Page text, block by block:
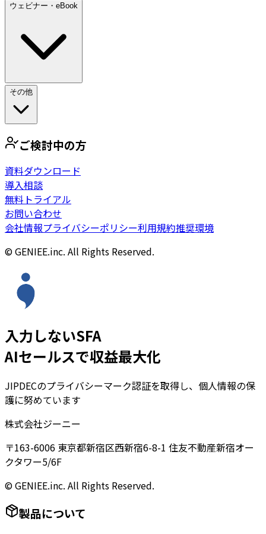
ウェビナー・eBook
その他
ご検討中の方
資料ダウンロード
導入相談
無料トライアル
お問い合わせ
会社情報プライバシーポリシー利用規約推奨環境
© GENIEE.inc. All Rights Reserved.
入力しないSFA
AIセールスで収益最大化
JIPDECのプライバシーマーク認証を取得し、個人情報の保
護に努めています
株式会社ジーニー
〒163-6006 東京都新宿区西新宿6-8-1 住友不動産新宿オー
クタワー5/6F
© GENIEE.inc. All Rights Reserved.
製品について